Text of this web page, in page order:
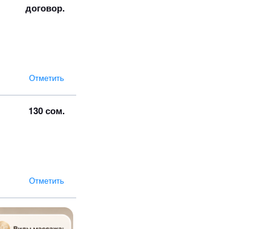
договор.
Отметить
130 сом.
Отметить